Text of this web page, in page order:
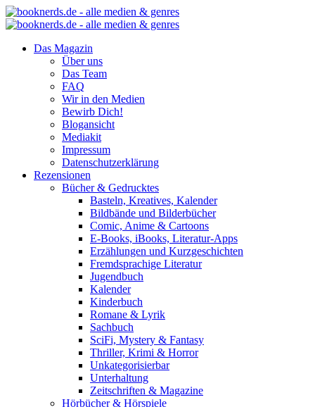
Das Magazin
Über uns
Das Team
FAQ
Wir in den Medien
Bewirb Dich!
Blogansicht
Mediakit
Impressum
Datenschutzerklärung
Rezensionen
Bücher & Gedrucktes
Basteln, Kreatives, Kalender
Bildbände und Bilderbücher
Comic, Anime & Cartoons
E-Books, iBooks, Literatur-Apps
Erzählungen und Kurzgeschichten
Fremdsprachige Literatur
Jugendbuch
Kalender
Kinderbuch
Romane & Lyrik
Sachbuch
SciFi, Mystery & Fantasy
Thriller, Krimi & Horror
Unkategorisierbar
Unterhaltung
Zeitschriften & Magazine
Hörbücher & Hörspiele